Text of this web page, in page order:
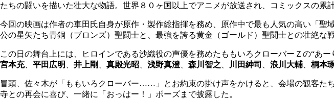
たちの闘いを描いた壮大な物語。世界８０ヶ国以上でアニメが放送され、コミックスの累
今回の映画は作者の車田氏自身が原作・製作総指揮を務め、原作中で最も人気の高い「
公の星矢たち青銅（ブロンズ）聖闘士と、最強を誇る黄金（ゴールド）聖闘士との壮絶な
この日の舞台上には、ヒロインである沙織役の声優を務めたももいろクローバーＺの“あー
宮本充、 平田広明 井上剛 真殿光昭 浅野真澄、 森川智之 川田紳司 浪川大輔 桐本
冒頭、佐々木が「ももいろクローバー……」とお約束の掛け声をかけると、会場の観客た
寺との再会に喜び、一緒に「おっはー！」ポーズまで披露した。